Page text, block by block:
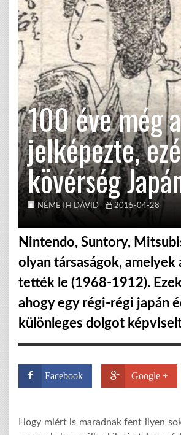
100 éve még
jelképezte,
kövérség
NÉMETH DÁVID 2015-04-28
Nintendo, Suntory,
olyan társaságok,
tették le (1968-1912).
ahogy egy régi-régi japán
különleges dolgot
Facebook Google +
Hogy miért is maradnak fent ilyen